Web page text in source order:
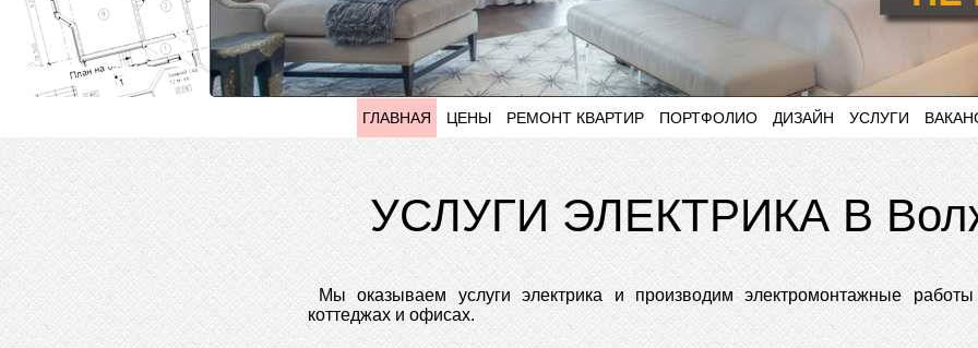
ГЛАВНАЯ ЦЕНЫ РЕМОНТ КВАРТИР ПОРТФОЛИО ДИЗАЙН УСЛУГИ
УСЛУГИ ЭЛЕКТРИКА В
Мы оказываем услуги электрика и производим электромонтажные
коттеджах и офисах.